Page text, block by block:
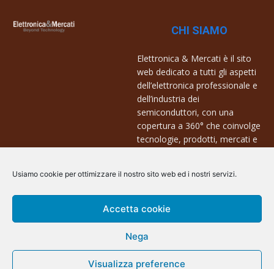
Usiamo cookie per ottimizzare il nostro sito web ed i nostri servizi.
Accetta cookie
Nega
Visualizza preference
CHI SIAMO
Elettronica & Mercati è il sito
web dedicato a tutti gli aspetti
dell’elettronica professionale e
dell’industria dei
semiconduttori, con una
copertura a 360° che coinvolge
tecnologie, prodotti, mercati e
Contatti:
info@arscommunication.it
@ArsCommunication 2023